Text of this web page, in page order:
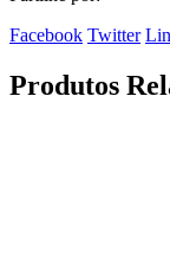
Facebook Twitter
Produtos